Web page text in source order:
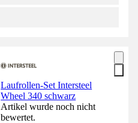
Laufrollen-Set Intersteel
Wheel 340 schwarz
Artikel wurde noch nicht
bewertet.